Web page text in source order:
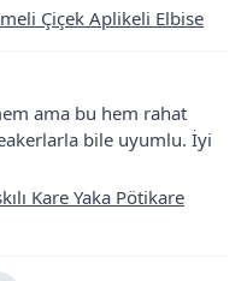
Çiçek Aplikeli Elbise
ama bu hem rahat
bile uyumlu. İyi
Kare Yaka Pötikare